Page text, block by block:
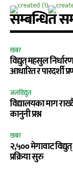
सम्बन्धित
खबर
विद्युत् महसुल
आधारित र पारदर्शी
जलविद्युत
विद्यालयका माग
कानुनी प्रश्न
खबर
२,५०० मेगावाट
प्रक्रिया सुरु